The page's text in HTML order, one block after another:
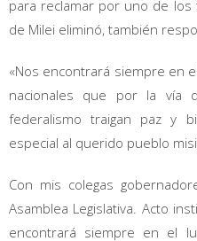
para reclamar por uno de
de Milei eliminó, también
«Nos encontrará siempre en
nacionales que por la vía
federalismo traigan paz y
especial al querido pueblo
Con mis colegas
Asamblea Legislativa. Acto
encontrará siempre en el